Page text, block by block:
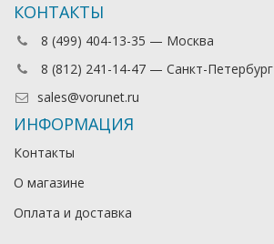
КОНТАКТЫ
8 (499) 404-13-35 — Москва
8 (812) 241-14-47 — Санкт-Петербург
sales@vorunet.ru
ИНФОРМАЦИЯ
Контакты
О магазине
Оплата и доставка